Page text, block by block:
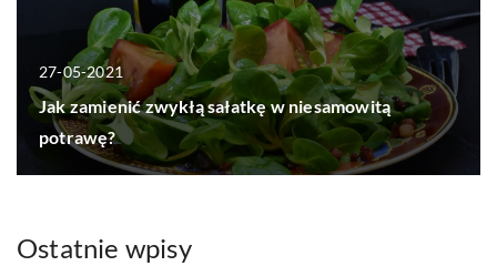
27-05-2021
Jak zamienić zwykłą sałatkę w niesamowitą
potrawę?
Ostatnie wpisy